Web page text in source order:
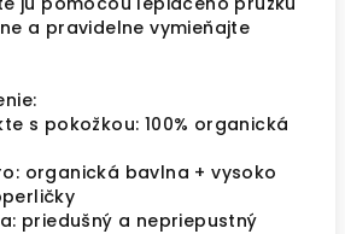
a pravidelne vymieňajte
s pokožkou: 100% organická
organická bavlna + vysoko
priedušný a nepriepustný